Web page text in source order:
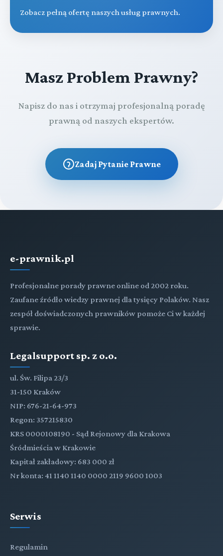
Zobacz pełną ofertę naszych usług prawnych.
Masz Problem Prawny?
Napisz do nas i otrzymaj profesjonalną poradę
prawną od naszych ekspertów.
Zadaj Pytanie Prawne
e-prawnik.pl
Profesjonalne porady prawne online od 2002 roku.
Zaufane źródło wiedzy prawnej dla tysięcy Polaków. Nasz
zespół doświadczonych prawników pomoże Ci w każdej
sprawie.
Legalsupport sp. z o.o.
ul. Św. Filipa 23/3
31-150 Kraków
NIP: 676-21-64-973
Regon: 357215830
KRS 0000108190 - Sąd Rejonowy dla Krakowa
Śródmieścia w Krakowie
Kapitał zakładowy: 683 000 zł
Nr konta: 41 1140 1140 0000 2119 9600 1003
Serwis
Regulamin